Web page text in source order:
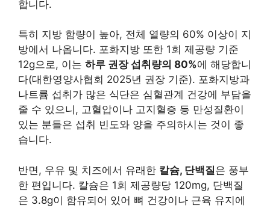
합니다.
특히 지방 함량이 높아, 전체 열량의 60% 이상이 지
방에서 나옵니다. 포화지방 또한 1회 제공량 기준
12g으로, 이는 하루 권장 섭취량의 80%에 해당합니
다(대한영양사협회 2025년 권장 기준). 포화지방과
나트륨 섭취가 많은 식단은 심혈관계 건강에 부담을
줄 수 있으니, 고혈압이나 고지혈증 등 만성질환이
있는 분들은 섭취 빈도와 양을 주의하시는 것이 좋
습니다.
반면, 우유 및 치즈에서 유래한 칼슘, 단백질은 풍부
한 편입니다. 칼슘은 1회 제공량당 120mg, 단백질
은 3.8g이 함유되어 있어 뼈 건강이나 근육 유지에